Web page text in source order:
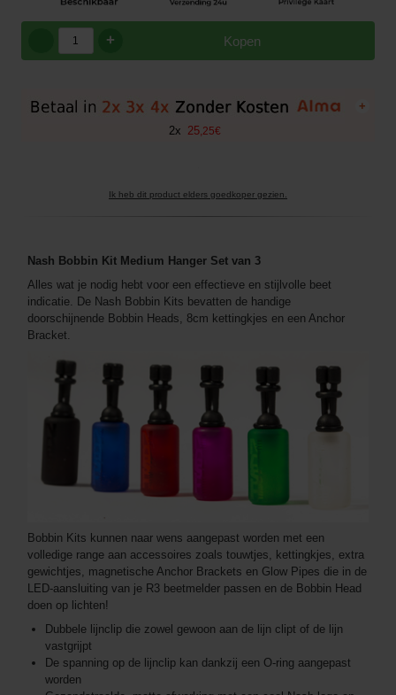
Kopen
+
+
2x 25,25€
Ik heb dit product elders goedkoper gezien.
Nash Bobbin Kit Medium Hanger Set van 3
Alles wat je nodig hebt voor een effectieve en stijlvolle beet
indicatie. De Nash Bobbin Kits bevatten de handige
doorschijnende Bobbin Heads, 8cm kettingkjes en een Anchor
Bracket.
Bobbin Kits kunnen naar wens aangepast worden met een
volledige range aan accessoires zoals touwtjes, kettingkjes, extra
gewichtjes, magnetische Anchor Brackets en Glow Pipes die in de
LED-aansluiting van je R3 beetmelder passen en de Bobbin Head
doen op lichten!
Dubbele lijnclip die zowel gewoon aan de lijn clipt of de lijn
vastgrijpt
De spanning op de lijnclip kan dankzij een O-ring aangepast
worden